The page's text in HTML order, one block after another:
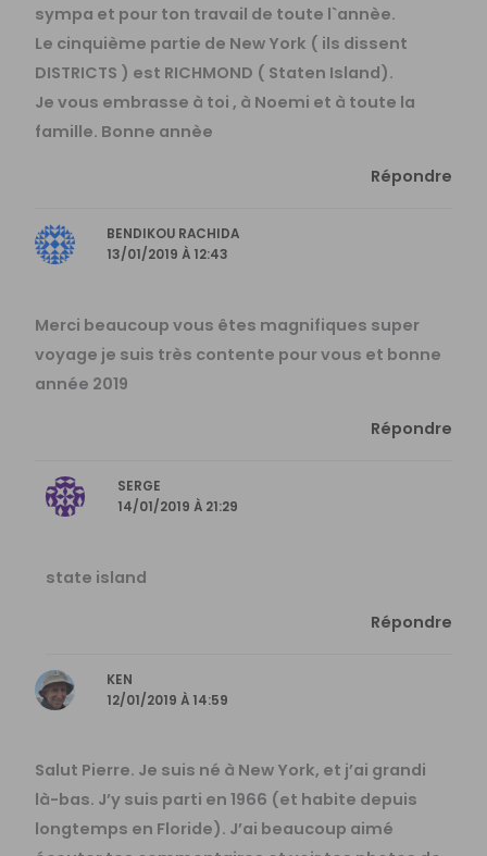
sympa et pour ton travail de toute l`annèe.
Le cinquième partie de New York ( ils dissent
DISTRICTS ) est RICHMOND ( Staten Island).
Je vous embrasse à toi , à Noemi et à toute la
famille. Bonne annèe
Répondre
BENDIKOU RACHIDA
13/01/2019 À 12:43
Merci beaucoup vous êtes magnifiques super
voyage je suis très contente pour vous et bonne
année 2019
Répondre
SERGE
14/01/2019 À 21:29
state island
Répondre
KEN
12/01/2019 À 14:59
Salut Pierre. Je suis né à New York, et j’ai grandi
là-bas. J’y suis parti en 1966 (et habite depuis
longtemps en Floride). J’ai beaucoup aimé